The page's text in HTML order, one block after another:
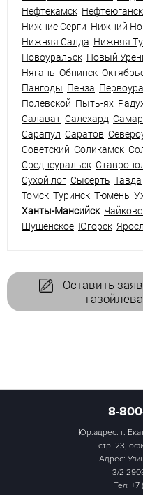
Нефтекамск Нефтеюганск
Нижние Серги Нижний
Нижняя Салда Нижняя
Новоуральск Новый
Нягань Обнинск
Пангоды Пенза
Полевской Пыть-ях
Салават Салехард
Сарапул Саратов
Советский Соликамск
Среднеуральск
Сухой лог Сысерть Тавда
Томск Туринск Тюмень
Ханты-Мансийск
Шушенское Югорск
Оставить
8-
Юр.адрес: г.
стр. 23,
Адрес:
3/2
Тел: +7